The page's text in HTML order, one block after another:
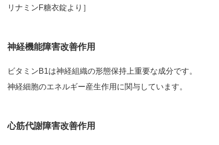
リナミンF糖衣錠より］
神経機能障害改善作用
ビタミンB1は神経組織の形態保持上重要な成分です。
神経細胞のエネルギー産生作用に関与しています。
心筋代謝障害改善作用